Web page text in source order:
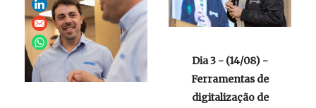
Dia 3 - (14/08) -
Ferramentas de
digitalização de